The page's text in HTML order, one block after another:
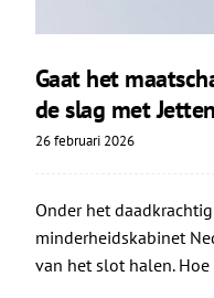
Gaat het
de slag met
26 februari 2026
Onder het
minderheidskabinet
van het slot halen.